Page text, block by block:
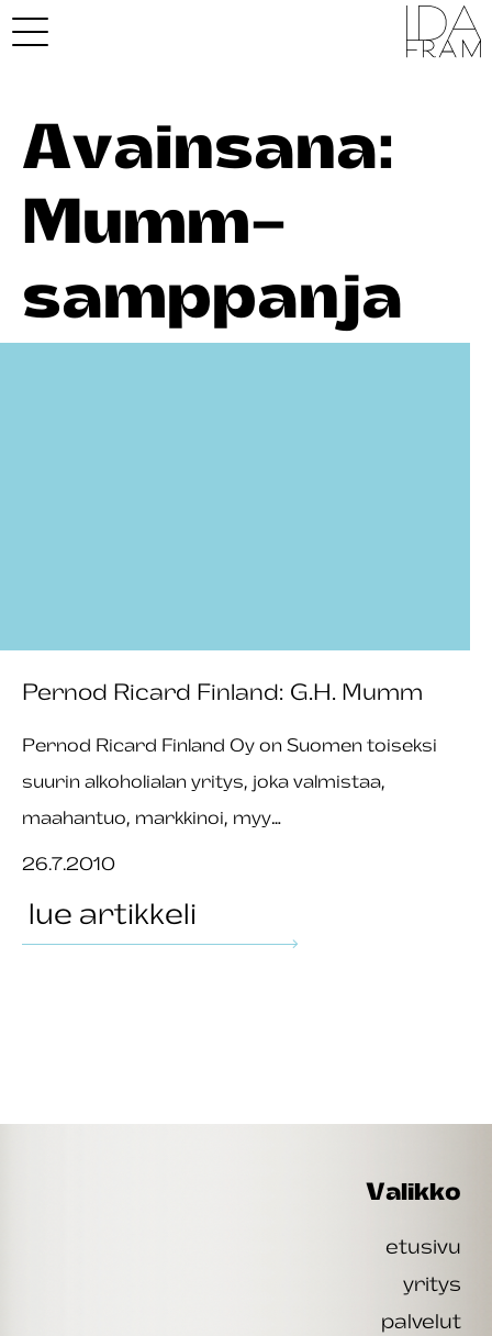
Avainsana:
Mumm-
samppanja
Pernod Ricard Finland: G.H. Mumm
Pernod Ricard Finland Oy on Suomen toiseksi
suurin alkoholialan yritys, joka valmistaa,
maahantuo, markkinoi, myy…
26.7.2010
lue artikkeli
Valikko
etusivu
yritys
palvelut